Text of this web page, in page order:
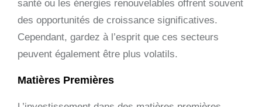
santé ou les énergies renouvelables offrent souvent
des opportunités de croissance significatives.
Cependant, gardez à l’esprit que ces secteurs
peuvent également être plus volatils.
Matières Premières